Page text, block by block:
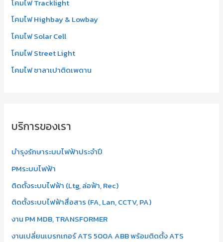
โคมไฟ Tracklight
โคมไฟ Highbay & Lowbay
โคมไฟ Solar Cell
โคมไฟ Street Light
โคมไฟ ซาลาเปาติดเพดาน
บริการของเรา
บำรุงรักษาระบบไฟฟ้าประจำปี
PMระบบไฟฟ้า
ติดตั้งระบบไฟฟ้า (Ltg, ล่อฟ้า, Rec)
ติดตั้งระบบไฟฟ้าสื่อสาร (FA, Lan, CCTV, PA)
งาน PM MDB, TRANSFORMER
งานเปลี่ยนเบรกเกอร์ ATS 500A ABB พร้อมติดตั้ง ATS